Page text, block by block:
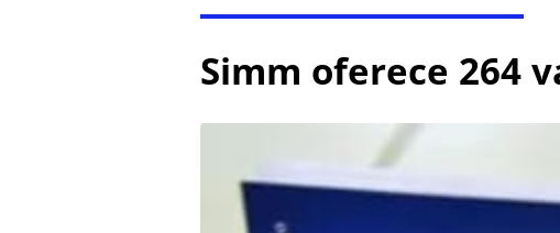
Simm oferece 264